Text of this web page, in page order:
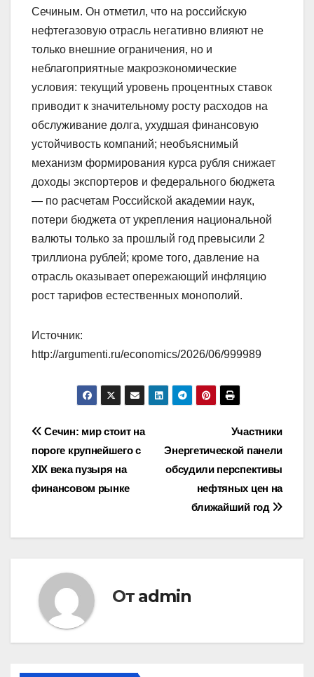
Сечиным. Он отметил, что на российскую
нефтегазовую отрасль негативно влияют не
только внешние ограничения, но и
неблагоприятные макроэкономические
условия: текущий уровень процентных ставок
приводит к значительному росту расходов на
обслуживание долга, ухудшая финансовую
устойчивость компаний; необъяснимый
механизм формирования курса рубля снижает
доходы экспортеров и федерального бюджета
— по расчетам Российской академии наук,
потери бюджета от укрепления национальной
валюты только за прошлый год превысили 2
триллиона рублей; кроме того, давление на
отрасль оказывает опережающий инфляцию
рост тарифов естественных монополий.
Источник:
http://argumenti.ru/economics/2026/06/999989
Навигация
по
записям
Участники
Энергетической панели
обсудили перспективы
нефтяных цен на
ближайший год
Сечин: мир стоит на
пороге крупнейшего с
XIX века пузыря на
финансовом рынке
От admin